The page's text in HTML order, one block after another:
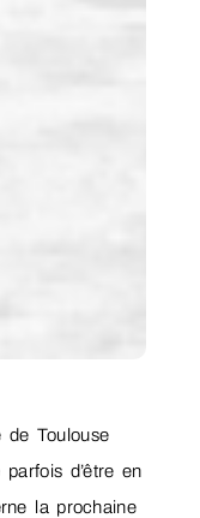
de Toulouse
d’être en
la prochaine